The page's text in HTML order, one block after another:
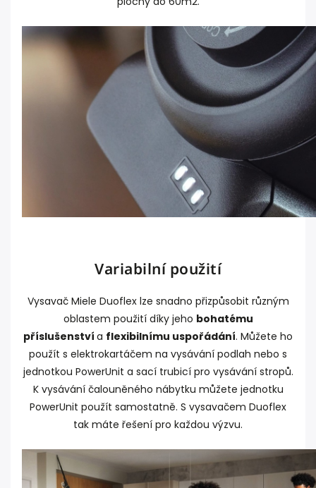
Variabilní použití
Vysavač Miele Duoflex lze snadno přizpůsobit různým
oblastem použití díky jeho bohatému
příslušenství a flexibilnímu uspořádání. Můžete ho
použít s elektrokartáčem na vysávání podlah nebo s
jednotkou PowerUnit a sací trubicí pro vysávání stropů.
K vysávání čalouněného nábytku můžete jednotku
PowerUnit použít samostatně. S vysavačem Duoflex
tak máte řešení pro každou výzvu.